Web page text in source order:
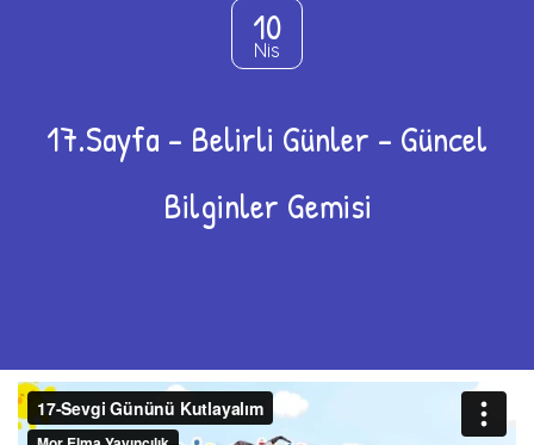
10
Nis
17.Sayfa – Belirli Günler – Güncel
Bilginler Gemisi